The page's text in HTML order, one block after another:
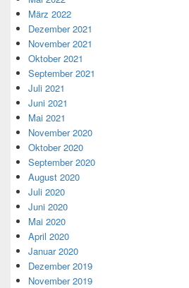
März 2022
Dezember 2021
November 2021
Oktober 2021
September 2021
Juli 2021
Juni 2021
Mai 2021
November 2020
Oktober 2020
September 2020
August 2020
Juli 2020
Juni 2020
Mai 2020
April 2020
Januar 2020
Dezember 2019
November 2019